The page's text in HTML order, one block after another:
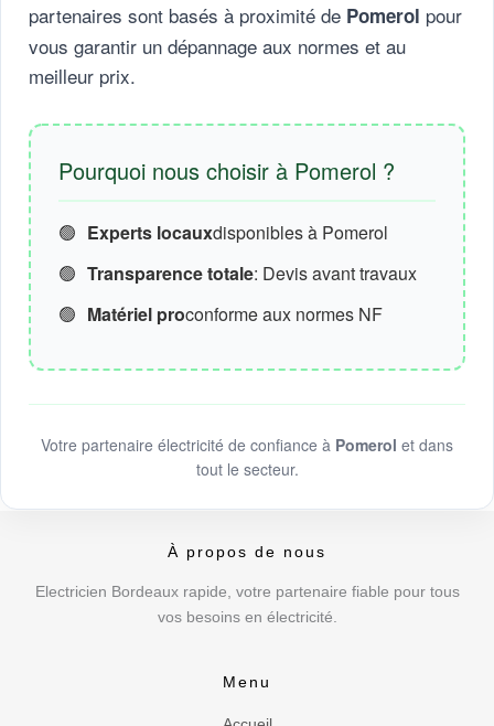
partenaires sont basés à proximité de Pomerol pour
vous garantir un dépannage aux normes et au
meilleur prix.
Pourquoi nous choisir à Pomerol ?
🟢 Experts locauxdisponibles à Pomerol
🟢 Transparence totale: Devis avant travaux
🟢 Matériel proconforme aux normes NF
Votre partenaire électricité de confiance à Pomerol et dans
tout le secteur.
À propos de nous
Electricien Bordeaux rapide, votre partenaire fiable pour tous
vos besoins en électricité.
Menu